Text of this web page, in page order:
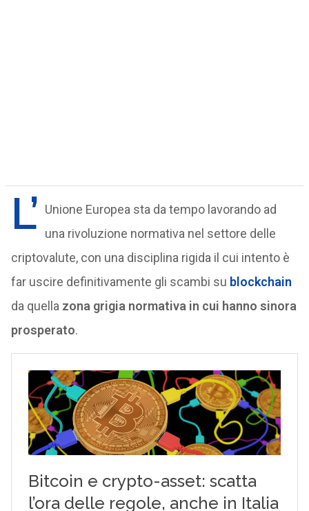
L’ Unione Europea sta da tempo lavorando ad
una rivoluzione normativa nel settore delle
criptovalute, con una disciplina rigida il cui intento è
far uscire definitivamente gli scambi su blockchain
da quella zona grigia normativa in cui hanno sinora
prosperato.